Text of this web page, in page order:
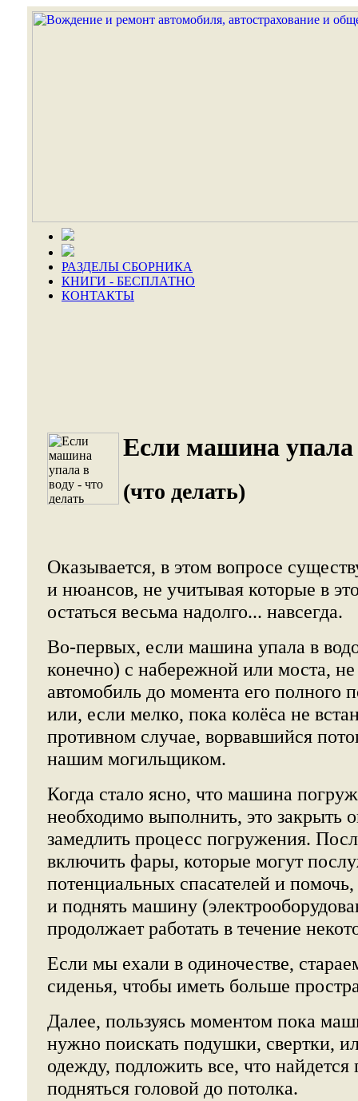
РАЗДЕЛЫ СБОРНИКА
КНИГИ - БЕСПЛАТНО
КОНТАКТЫ
Если машина упала
(что делать)
Оказывается, в этом вопросе
и нюансов, не учитывая которые в
остаться весьма надолго... навсегда.
Во-первых, если машина упала в
конечно) с набережной или моста,
автомобиль до момента его полного
или, если мелко, пока колёса не
противном случае, ворвавшийся
нашим могильщиком.
Когда стало ясно, что машина
необходимо выполнить, это закрыть
замедлить процесс погружения.
включить фары, которые могут
потенциальных спасателей и
и поднять машину
продолжает работать в течение
Если мы ехали в одиночестве,
сиденья, чтобы иметь больше
Далее, пользуясь моментом пока
нужно поискать подушки, свертки,
одежду, подложить все, что найдется
подняться головой до потолка.